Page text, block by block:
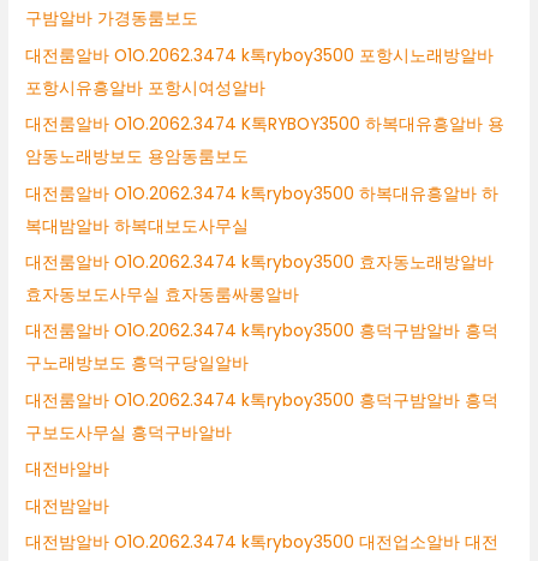
구밤알바 가경동룸보도
대전룸알바 O1O.2062.3474 k톡ryboy3500 포항시노래방알바
포항시유흥알바 포항시여성알바
대전룸알바 O1O.2062.3474 K톡RYBOY3500 하복대유흥알바 용
암동노래방보도 용암동룸보도
대전룸알바 O1O.2062.3474 k톡ryboy3500 하복대유흥알바 하
복대밤알바 하복대보도사무실
대전룸알바 O1O.2062.3474 k톡ryboy3500 효자동노래방알바
효자동보도사무실 효자동룸싸롱알바
대전룸알바 O1O.2062.3474 k톡ryboy3500 흥덕구밤알바 흥덕
구노래방보도 흥덕구당일알바
대전룸알바 O1O.2062.3474 k톡ryboy3500 흥덕구밤알바 흥덕
구보도사무실 흥덕구바알바
대전바알바
대전밤알바
대전밤알바 O1O.2062.3474 k톡ryboy3500 대전업소알바 대전